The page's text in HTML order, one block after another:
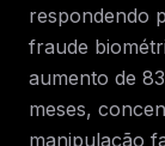
respondendo
fraude
aumento de
meses,
manipulação